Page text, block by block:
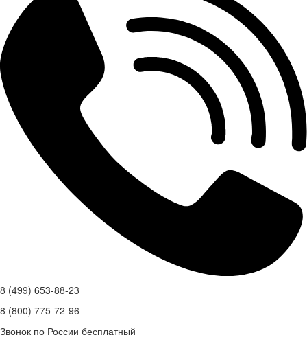
8 (499) 653-88-23
8 (800) 775-72-96
Звонок по России бесплатный